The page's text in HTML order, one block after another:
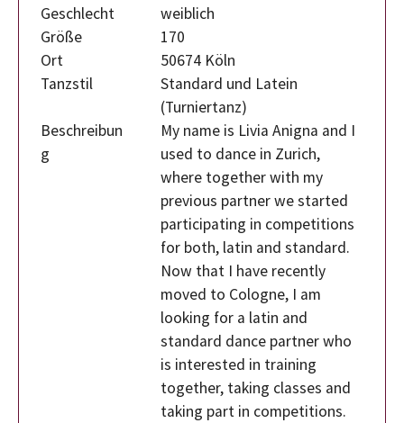
Geschlecht
weiblich
Größe
170
Ort
50674 Köln
Tanzstil
Standard und Latein
(Turniertanz)
Beschreibun
g
My name is Livia Anigna and I
used to dance in Zurich,
where together with my
previous partner we started
participating in competitions
for both, latin and standard.
Now that I have recently
moved to Cologne, I am
looking for a latin and
standard dance partner who
is interested in training
together, taking classes and
taking part in competitions.